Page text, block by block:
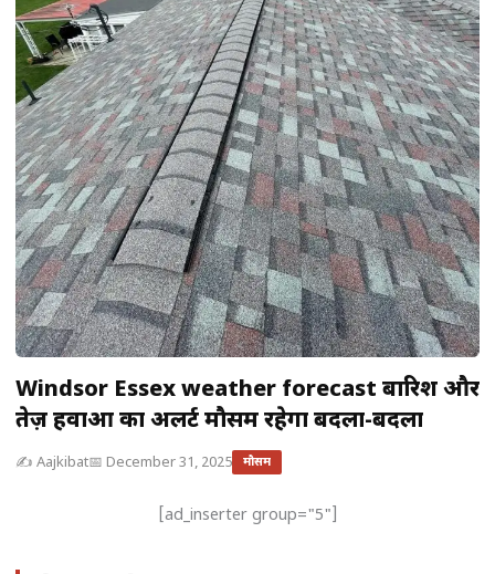
Windsor Essex weather forecast बारिश और
तेज़ हवाओं का अलर्ट मौसम रहेगा बदला-बदला
✍️ Aajkibat📅 December 31, 2025 मौसम
[ad_inserter group="5"]